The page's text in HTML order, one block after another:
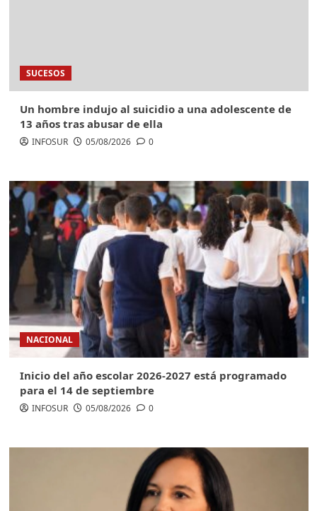
SUCESOS
Un hombre indujo al suicidio a una adolescente de
13 años tras abusar de ella
INFOSUR 05/08/2026 0
NACIONAL
Inicio del año escolar 2026-2027 está programado
para el 14 de septiembre
INFOSUR 05/08/2026 0